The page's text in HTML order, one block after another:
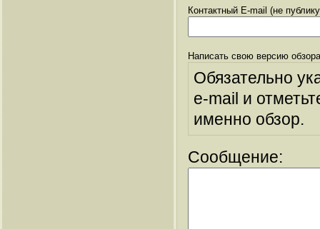
Контактный E-mail (не
Написать свою версию
Обязательно
e-mail и
именно обзор.
Сообщение: